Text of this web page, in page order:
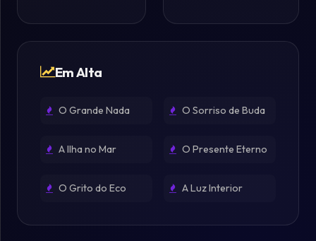
Em Alta
O Grande Nada O Sorriso de Buda
A Ilha no Mar O Presente Eterno
O Grito do Eco A Luz Interior